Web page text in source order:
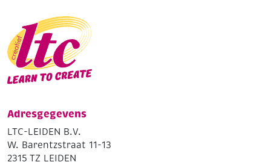
Adresgegevens
LTC-LEIDEN B.V.
W. Barentzstraat 11-13
2315 TZ LEIDEN